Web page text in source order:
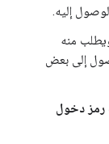
إليه.
منه
إلى بعض
رمز دخول